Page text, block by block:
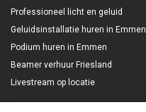
Professioneel licht en geluid
Geluidsinstallatie huren in Emmen
Podium huren in Emmen
Beamer verhuur Friesland
Livestream op locatie